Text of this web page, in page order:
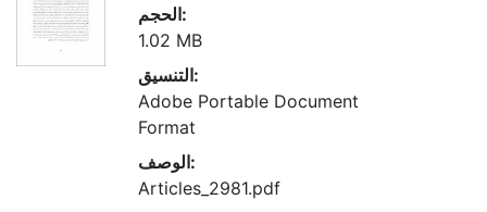
الحجم:
1.02 MB
التنسيق:
Adobe Portable Document
Format
الوصف:
Articles_2981.pdf